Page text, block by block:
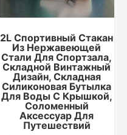
2L Спортивный Стакан
Из Нержавеющей
Стали Для Спортзала,
Складной Винтажный
Дизайн, Складная
Силиконовая Бутылка
Для Воды С Крышкой,
Соломенный
Аксессуар Для
Путешествий